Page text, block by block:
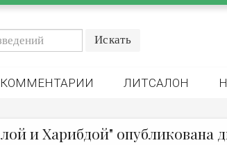
КОММЕНТАРИИ ЛИТСАЛОН
и Харибдой" опубликована